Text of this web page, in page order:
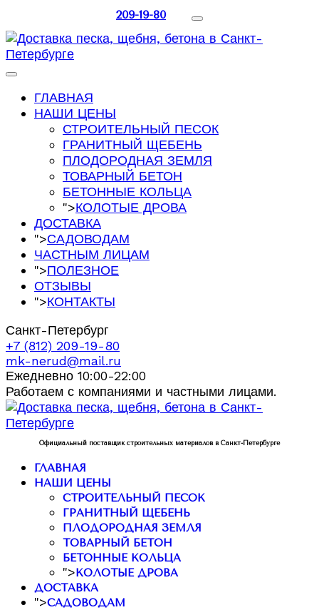
209-19-80
ГЛАВНАЯ
НАШИ ЦЕНЫ
СТРОИТЕЛЬНЫЙ ПЕСОК
ГРАНИТНЫЙ ЩЕБЕНЬ
ПЛОДОРОДНАЯ ЗЕМЛЯ
ТОВАРНЫЙ БЕТОН
БЕТОННЫЕ КОЛЬЦА
">КОЛОТЫЕ ДРОВА
ДОСТАВКА
">САДОВОДАМ
ЧАСТНЫМ ЛИЦАМ
">ПОЛЕЗНОЕ
ОТЗЫВЫ
">КОНТАКТЫ
Санкт-Петербург
+7 (812) 209-19-80
mk-nerud@mail.ru
Ежедневно 10:00-22:00
Работаем с компаниями и частными лицами.
Официальный поставщик строительных материалов в Санкт-Петербурге
ГЛАВНАЯ
НАШИ ЦЕНЫ
СТРОИТЕЛЬНЫЙ ПЕСОК
ГРАНИТНЫЙ ЩЕБЕНЬ
ПЛОДОРОДНАЯ ЗЕМЛЯ
ТОВАРНЫЙ БЕТОН
БЕТОННЫЕ КОЛЬЦА
">КОЛОТЫЕ ДРОВА
ДОСТАВКА
">САДОВОДАМ